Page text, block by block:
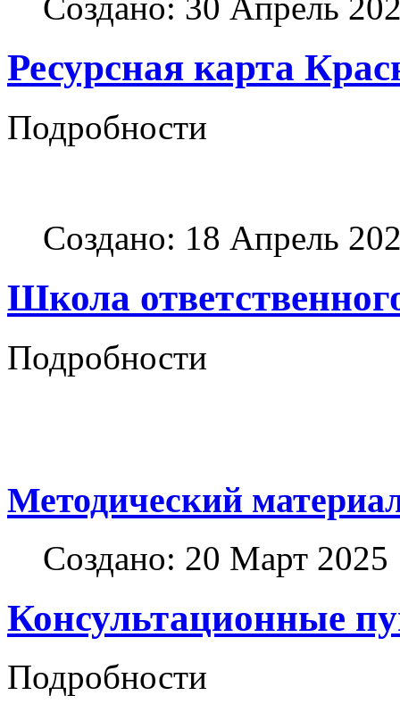
Ресурсная карта
Подробности
Создано: 18 Апрель
Школа
Подробности
Методический
Создано: 20 Март 2025
Консультационные
Подробности